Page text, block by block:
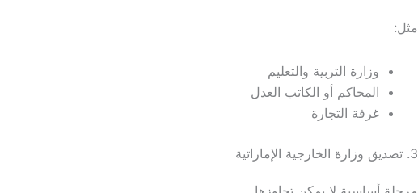
مثل:
وزارة التربية والتعليم
المحاكم أو الكاتب العدل
غرفة التجارة
3. تصديق وزارة الخارجية الإماراتية